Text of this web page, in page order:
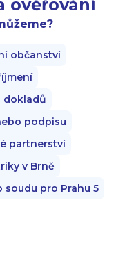
ověřování
občanství
dokladů
podpisu
partnerství
v Brně
pro Prahu 5